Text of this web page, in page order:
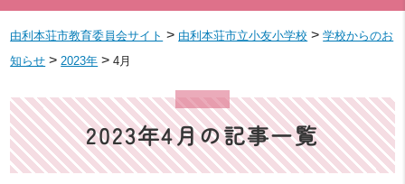
由利本荘市教育委員会サイト > 由利本荘市立小友小学校 >学校からのお
知らせ > 2023年 >4月
2023年4月の記事一覧